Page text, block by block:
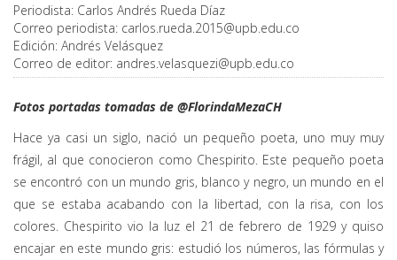
Periodista: Carlos Andrés Rueda Díaz
Correo periodista: carlos.rueda.2015@upb.edu.co
Edición: Andrés Velásquez
Correo de editor: andres.velasquezi@upb.edu.co
Fotos portadas tomadas de @FlorindaMezaCH
Hace ya casi un siglo, nació un pequeño poeta, uno muy muy
frágil, al que conocieron como Chespirito. Este pequeño poeta
se encontró con un mundo gris, blanco y negro, un mundo en el
que se estaba acabando con la libertad, con la risa, con los
colores. Chespirito vio la luz el 21 de febrero de 1929 y quiso
encajar en este mundo gris: estudió los números, las fórmulas y